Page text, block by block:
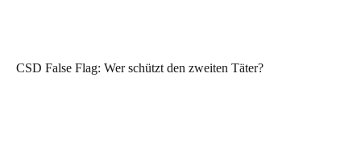
CSD False Flag: Wer schützt den zweiten Täter?